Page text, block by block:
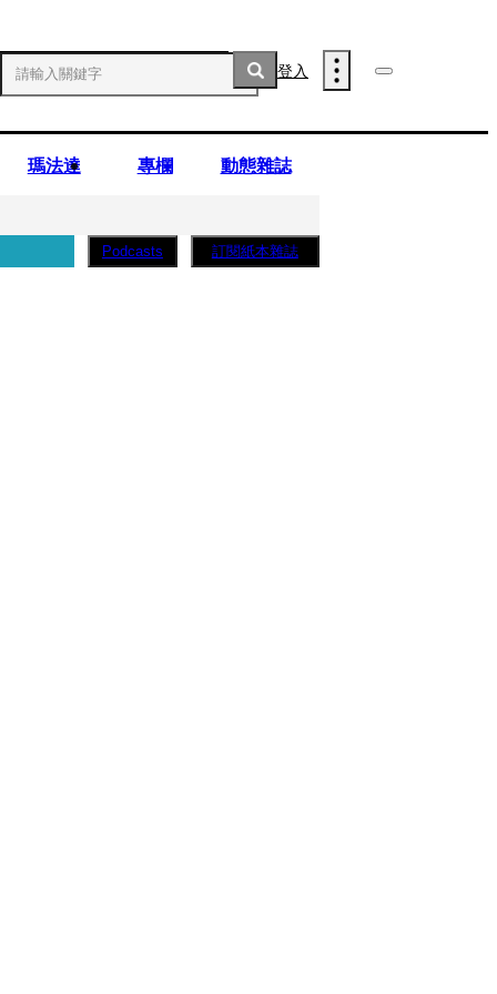
登入
瑪法達 專欄 動態雜誌
Podcasts 訂閱紙本雜誌